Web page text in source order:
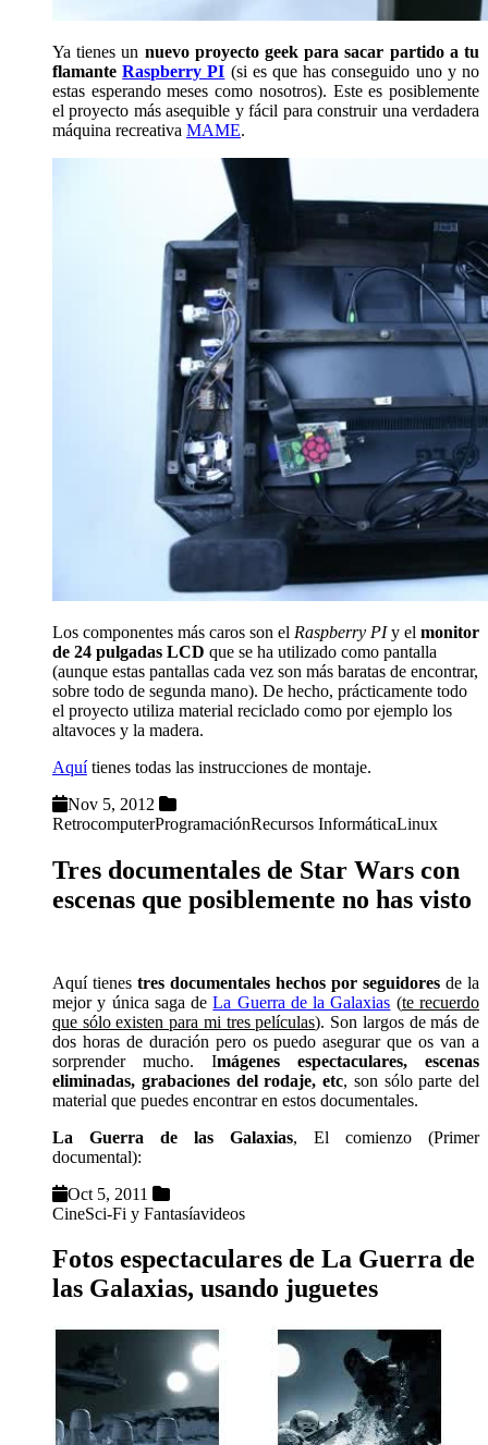
Ya tienes un nuevo proyecto geek para sacar partido a tu
flamanteRaspberry PI (si es que has conseguido uno y no
estas esperando meses como nosotros). Este es posiblemente
el proyecto más asequible y fácil para construir una verdadera
máquina recreativa MAME.
Los componentes más caros son el Raspberry PIy el monitor
de 24 pulgadas LCD que se ha utilizado como pantalla
(aunque estas pantallas cada vez son más baratas de encontrar,
sobre todo de segunda mano). De hecho, prácticamente todo
el proyecto utiliza material reciclado como por ejemplo los
altavoces y la madera.
Aquítienes todas las instrucciones de montaje.
Nov 5, 2012
RetrocomputerProgramaciónRecursos InformáticaLinux
Tres documentales de Star Wars con
escenas que posiblemente no has visto
Aquí tienes tres documentales hechos por seguidores de la
mejor y única saga deLa Guerra de la Galaxias (te recuerdo
que sólo existen para mi tres películas). Son largos de más de
dos horas de duración pero os puedo asegurar que os van a
sorprender mucho. Imágenes espectaculares, escenas
eliminadas, grabaciones del rodaje, etc, son sólo parte del
material que puedes encontrar en estos documentales.
La Guerra de las Galaxias, El comienzo (Primer
documental):
Oct 5, 2011
CineSci-Fi y Fantasíavideos
Fotos espectaculares de La Guerra de
las Galaxias, usando juguetes